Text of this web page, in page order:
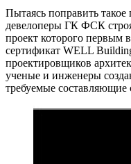
Пытаясь поправить
девелоперы ГК ФСК
проект которого первым
сертификат WELL
проектировщиков
ученые и инженеры
требуемые